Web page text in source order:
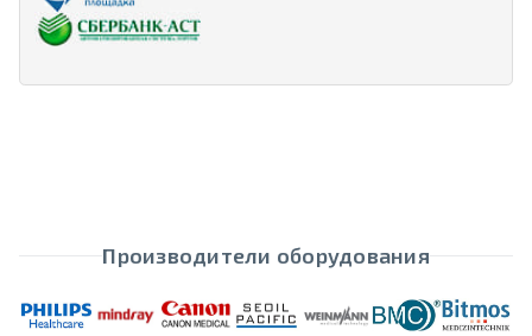
Производители оборудования